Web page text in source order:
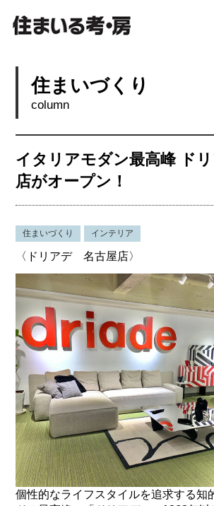
住まいづくり
column
イタリアモダン最高峰 ド
店がオープン！
住まいづくり インテリア
〈ドリアデ 名古屋店〉
個性的なライフスタイルを追求する知